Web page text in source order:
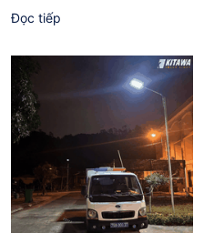
Dương, mang...
Đọc tiếp